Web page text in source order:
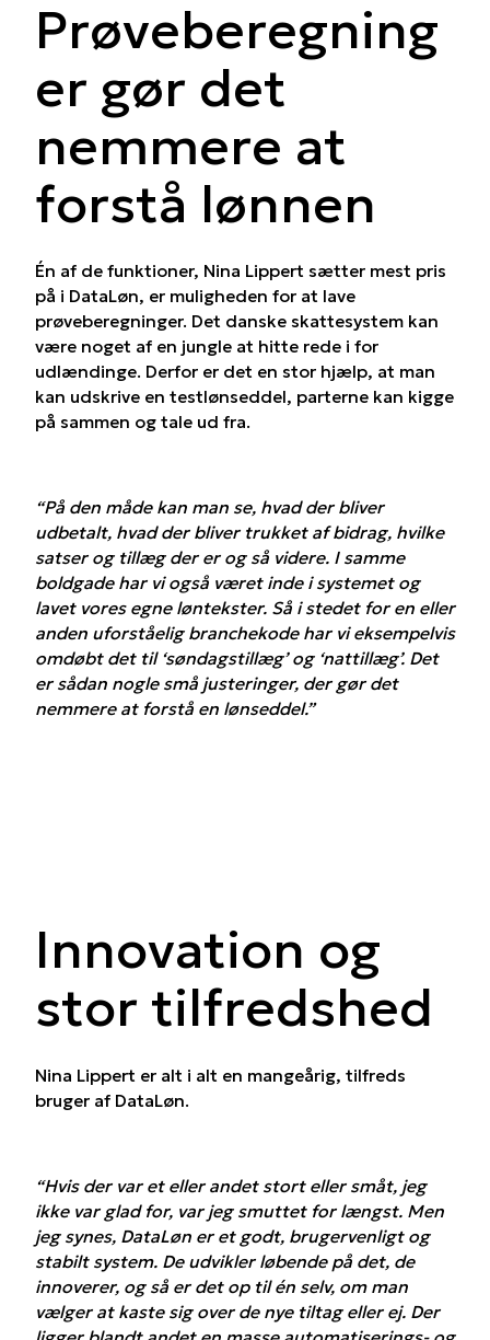
Prøveberegning
er gør det
nemmere at
forstå lønnen
Én af de funktioner, Nina Lippert sætter mest pris
på i DataLøn, er muligheden for at lave
prøveberegninger. Det danske skattesystem kan
være noget af en jungle at hitte rede i for
udlændinge. Derfor er det en stor hjælp, at man
kan udskrive en testlønseddel, parterne kan kigge
på sammen og tale ud fra.
“På den måde kan man se, hvad der bliver
udbetalt, hvad der bliver trukket af bidrag, hvilke
satser og tillæg der er og så videre. I samme
boldgade har vi også været inde i systemet og
lavet vores egne løntekster. Så i stedet for en eller
anden uforståelig branchekode har vi eksempelvis
omdøbt det til ‘søndagstillæg’ og ‘nattillæg’. Det
er sådan nogle små justeringer, der gør det
nemmere at forstå en lønseddel.”
Innovation og
stor tilfredshed
Nina Lippert er alt i alt en mangeårig, tilfreds
bruger af DataLøn.
“Hvis der var et eller andet stort eller småt, jeg
ikke var glad for, var jeg smuttet for længst. Men
jeg synes, DataLøn er et godt, brugervenligt og
stabilt system. De udvikler løbende på det, de
innoverer, og så er det op til én selv, om man
vælger at kaste sig over de nye tiltag eller ej. Der